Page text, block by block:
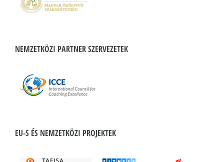
NEMZETKÖZI PARTNER SZERVEZETEK
EU-S ÉS NEMZETKÖZI PROJEKTEK